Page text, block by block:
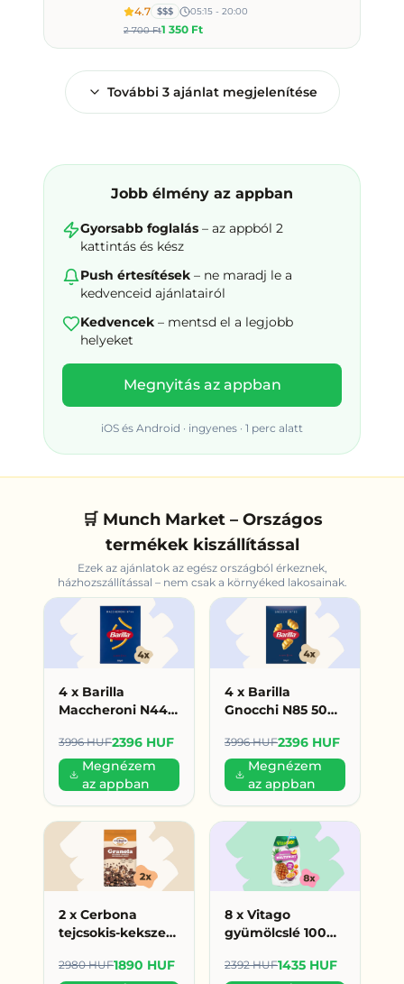
4.7 $$$
05:15 - 20:00
2 700 Ft1 350 Ft
További 3ajánlat megjelenítése
Jobb élmény az appban
Gyorsabb foglalás – az appból 2
kattintás és kész
Push értesítések – ne maradj le a
kedvenceid ajánlatairól
Kedvencek – mentsd el a legjobb
helyeket
Megnyitás az appban
iOS és Android · ingyenes · 1 perc alatt
🛒 Munch Market – Országos
termékek kiszállítással
Ezek az ajánlatok az egész országból érkeznek,
házhozszállítással – nem csak a környéked lakosainak.
4 x Barilla
Maccheroni N44
HUF/db)
3996 HUF2396 HUF
Megnézem
az appban
4 x Barilla
Gnocchi N85 500g
3996 HUF2396 HUF
Megnézem
az appban
2 x Cerbona
tejcsokis-kekszes
(945 Ft/db)
2980 HUF1890 HUF
8 x Vitago
gyümölcslé 100%
multivitamin (179
2392 HUF1435 HUF